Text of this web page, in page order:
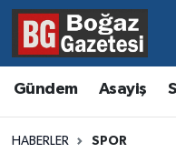
Gündem Asayiş
HABERLER SPOR
Asayiş
Eğitim
Hava Durumu
Trafik Durumu